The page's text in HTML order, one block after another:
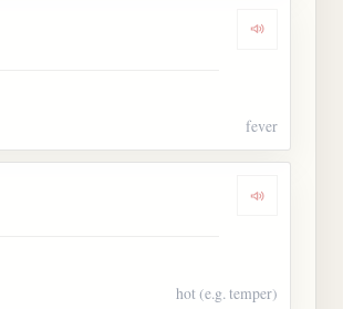
Dengarkan
fever
Dengarkan
hot (e.g. temper)